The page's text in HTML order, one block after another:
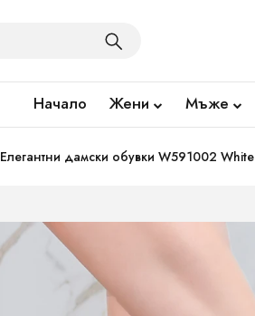
Начало Жени Мъже
Елегантни дамски обувки W591002 White